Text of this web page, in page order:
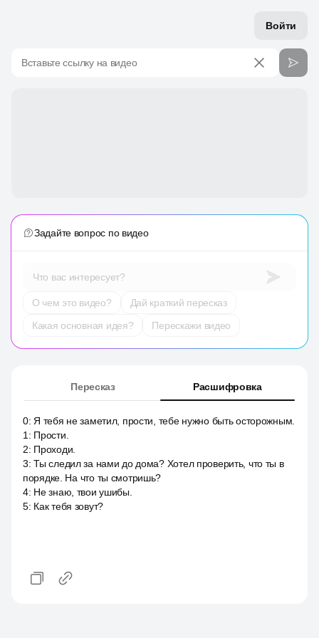
Войти
Вставьте ссылку на видео
Задайте вопрос по видео
Что вас интересует?
О чем это видео?
Дай краткий пересказ
Какая основная идея?
Перескажи видео
Пересказ Расшифровка
0: Я тебя не заметил, прости, тебе нужно быть осторожным.
1 : Прости.
2: Проходи.
3:Ты следил за нами до дома? Хотел проверить, что ты в
порядке. На что ты смотришь?
4: Не знаю, твои ушибы.
5: Как тебя зовут?